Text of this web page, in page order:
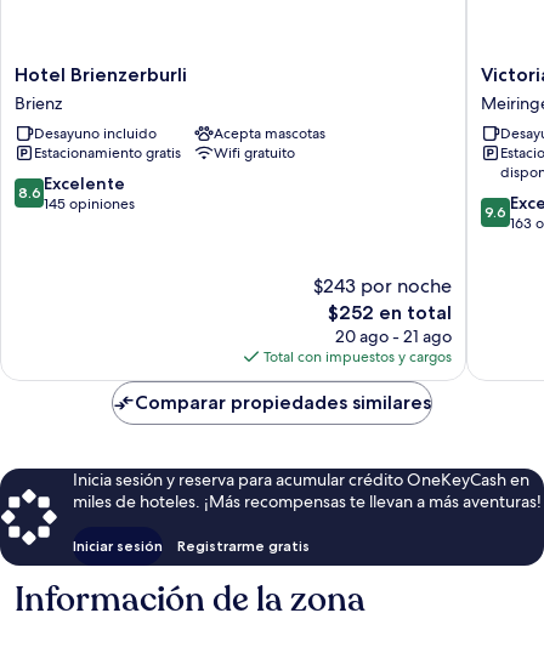
Hotel
Brienzerburli
Brienz
Hotel Brienzerburli
Brienz
Desayuno incluido
Acepta mascotas
Estacionamiento gratis
Wifi gratuito
8.6
de
8.6 Excelente
145 opiniones
$243 por noche
El
precio
actual
es
de
$252
$252 en total
20 ago - 21 ago
Total con impuestos y cargos
Victoria
-
Alpine
Hotel
Fine
Dining
9.6
de
9.6
163
Comparar propiedades similares
Inicia sesión y reserva para acumular crédito OneKeyCash en
miles de hoteles. ¡Más recompensas te llevan a más aventuras!
Iniciar sesión Registrarme gratis
Información de la zona